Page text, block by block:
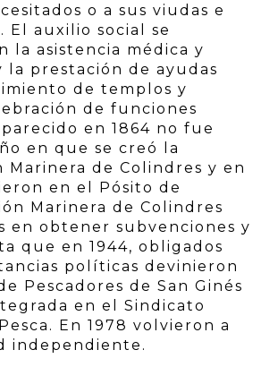
o a sus viudas e
El auxilio social se
la asistencia médica y
la prestación de ayudas
de templos y
de funciones
en 1864 no fue
en que se creó la
Marinera de Colindres y en
en el Pósito de
Marinera de Colindres
en obtener subvenciones y
que en 1944, obligados
políticas devinieron
Pescadores de San Ginés
en el Sindicato
En 1978 volvieron a
independiente.